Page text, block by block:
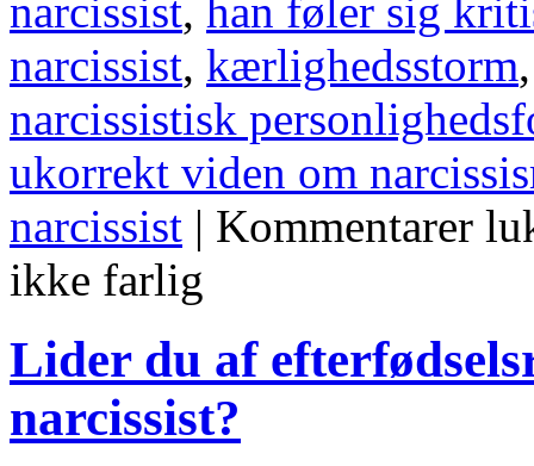
narcissist, han føler sig
narcissist, kærlighedsstorm
narcissistisk
ukorrekt viden om
narcissist | Kommentarer
ikke farlig
Lider du af
narcissist?